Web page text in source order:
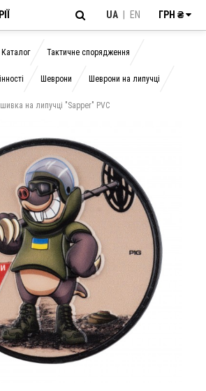
UA EN ГРН ₴
Каталог Тактичне спорядження
Шеврони Шеврони на липучці
на липучці "Sapper" PVC